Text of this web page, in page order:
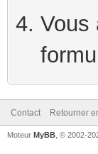
Vous
Contact Retourner
Moteur MyBB , © 2002-